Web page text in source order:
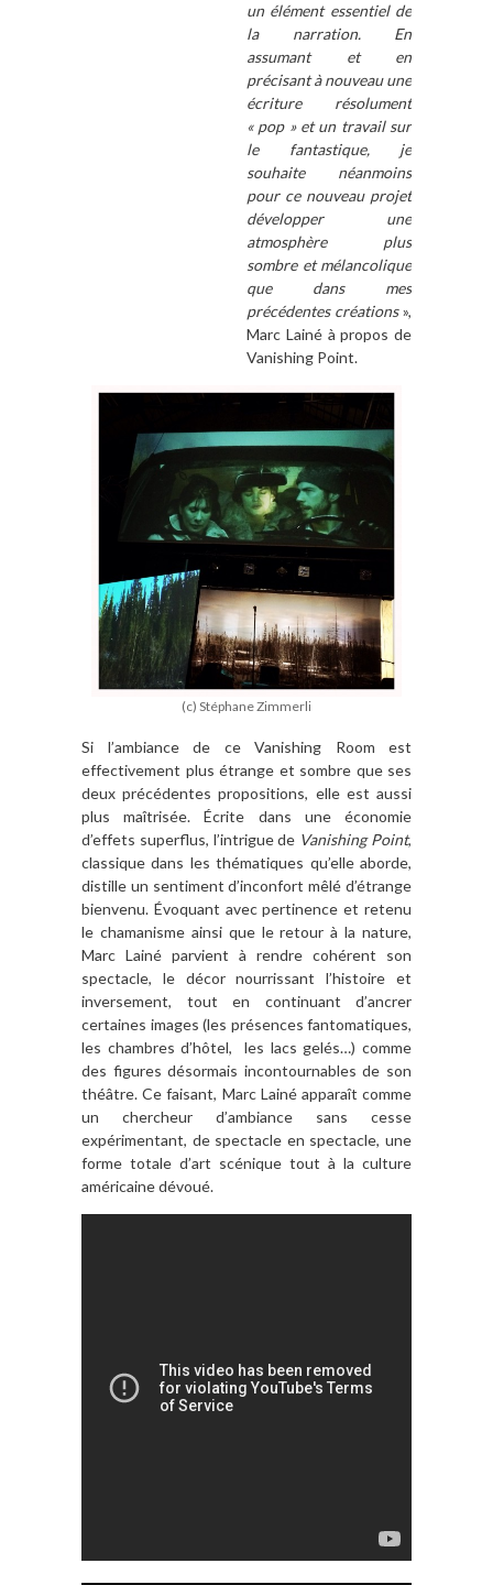
un élément essentiel de
la narration. En
assumant et en
précisant à nouveau une
écriture résolument
« pop » et un travail sur
le fantastique, je
souhaite néanmoins
pour ce nouveau projet
développer une
atmosphère plus
sombre et mélancolique
que dans mes
précédentes créations»,
Marc Lainé à propos de
Vanishing Point.
(c) Stéphane Zimmerli
Si l’ambiance de ce Vanishing Room est
effectivement plus étrange et sombre que ses
deux précédentes propositions, elle est aussi
plus maîtrisée. Écrite dans une économie
d’effets superflus, l’intrigue de Vanishing Point,
classique dans les thématiques qu’elle aborde,
distille un sentiment d’inconfort mêlé d’étrange
bienvenu. Évoquant avec pertinence et retenu
le chamanisme ainsi que le retour à la nature,
Marc Lainé parvient à rendre cohérent son
spectacle, le décor nourrissant l’histoire et
inversement, tout en continuant d’ancrer
certaines images (les présences fantomatiques,
les chambres d’hôtel, les lacs gelés…) comme
des figures désormais incontournables de son
théâtre. Ce faisant, Marc Lainé apparaît comme
un chercheur d’ambiance sans cesse
expérimentant, de spectacle en spectacle, une
forme totale d’art scénique tout à la culture
américaine dévoué.